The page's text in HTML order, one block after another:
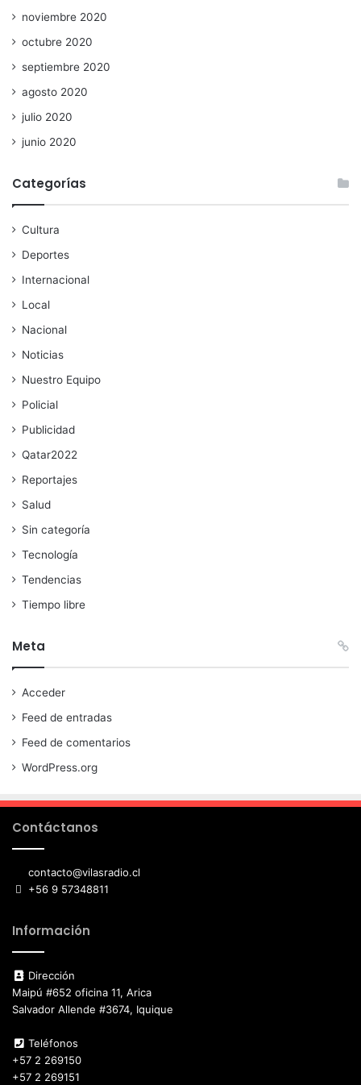
noviembre 2020
octubre 2020
septiembre 2020
agosto 2020
julio 2020
junio 2020
Categorías
Cultura
Deportes
Internacional
Local
Nacional
Noticias
Nuestro Equipo
Policial
Publicidad
Qatar2022
Reportajes
Salud
Sin categoría
Tecnología
Tendencias
Tiempo libre
Meta
Acceder
Feed de entradas
Feed de comentarios
WordPress.org
Contáctanos
contacto@vilasradio.cl
+56 9 57348811
Información
Dirección
Maipú #652 oficina 11, Arica
Salvador Allende #3674, Iquique
Teléfonos
+57 2 269150
+57 2 269151